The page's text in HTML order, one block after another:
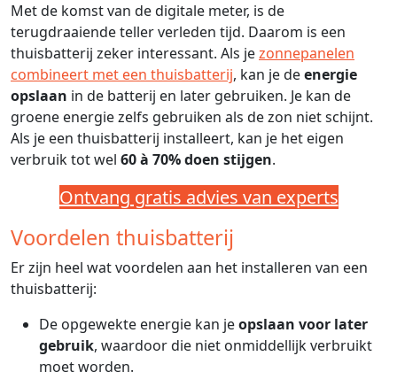
Met de komst van de digitale meter, is de
terugdraaiende teller verleden tijd. Daarom is een
thuisbatterij zeker interessant. Als jezonnepanelen
combineert met een thuisbatterij, kan je deenergie
opslaan in de batterij en later gebruiken. Je kan de
groene energie zelfs gebruiken als de zon niet schijnt.
Als je een thuisbatterij installeert, kan je het eigen
verbruik tot wel 60 à 70%doen stijgen.
Ontvang gratis advies van experts
Voordelen thuisbatterij
Er zijn heel wat voordelen aan het installeren van een
thuisbatterij:
De opgewekte energie kan jeopslaan voor later
gebruik, waardoor die niet onmiddellijk verbruikt
moet worden.